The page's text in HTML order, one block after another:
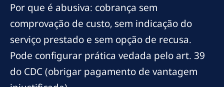
Por que é abusiva: cobrança sem
comprovação de custo, sem indicação do
serviço prestado e sem opção de recusa.
Pode configurar prática vedada pelo art. 39
do CDC (obrigar pagamento de vantagem